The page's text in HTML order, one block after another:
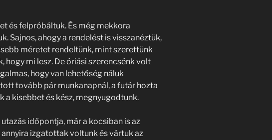
és felpróbáltuk. És még mekkora
Sajnos, ahogy a rendelést is visszanéztük,
méretet rendeltünk, mint szerettünk
hogy mi lesz. De óriási szerencsénk volt
hogy van lehetőség náluk
tovább pár munkanapnál, a futár hozta
a kisebbet és kész, megnyugodtunk.
időpontja, már a kocsiban is az
izgatottak voltunk és vártuk az